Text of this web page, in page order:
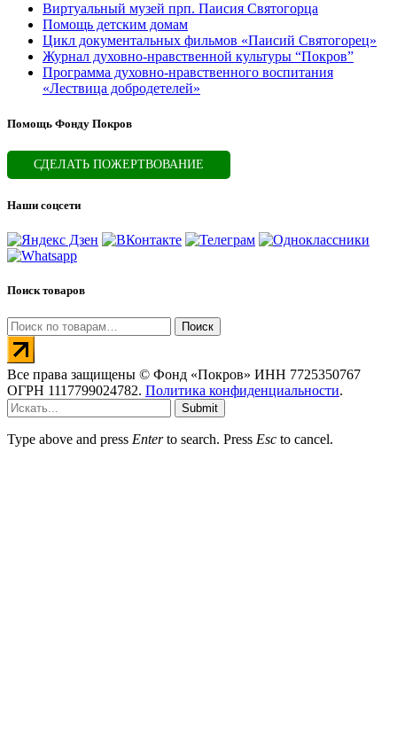
Виртуальный музей прп. Паисия Святогорца
Помощь детским домам
Цикл документальных фильмов «Паисий Святогорец»
Журнал духовно-нравственной культуры “Покров”
Программа духовно-нравственного воспитания
«Лествица добродетелей»
Помощь Фонду Покров
СДЕЛАТЬ ПОЖЕРТВОВАНИЕ
Наши соцсети
Поиск товаров
Искать: Поиск
Все права защищены © Фонд «Покров» ИНН 7725350767
ОГРН 1117799024782. Политика конфиденциальности.
Submit
Type above and press Enterto search. Press Esc to cancel.